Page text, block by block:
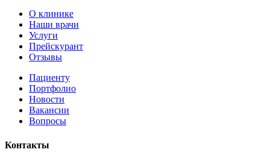
О клинике
Наши врачи
Услуги
Прейскурант
Отзывы
Пациенту
Портфолио
Новости
Вакансии
Вопросы
Контакты